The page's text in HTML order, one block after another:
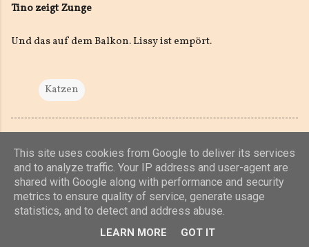
Tino zeigt Zunge
Und das auf dem Balkon. Lissy ist empört.
Katzen
Powered by Blogger
This site uses cookies from Google to deliver its services
and to analyze traffic. Your IP address and user-agent are
shared with Google along with performance and security
metrics to ensure quality of service, generate usage
statistics, and to detect and address abuse.
LEARN MORE GOT IT